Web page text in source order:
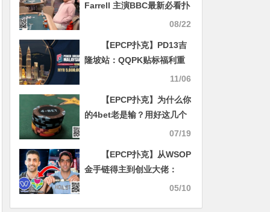
Farrell 主演BBC最新必看扑
克纪录片 WPT公布2025年
08/22
【EPCP扑克】PD13吉
隆坡站：QQPK贴标福利重
磅来袭！泡沫保护&冠军奖
11/06
【EPCP扑克】为什么你
的4bet老是输？用好这几个
07/19
【EPCP扑克】从WSOP
金手链得主到创业大佬：
David Daneshgar的扑克创
05/10